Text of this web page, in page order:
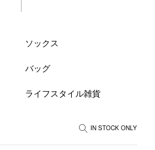
ソックス
バッグ
ライフスタイル雑貨
IN STOCK ONLY